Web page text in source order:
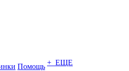
Помощь + ЕЩЕ